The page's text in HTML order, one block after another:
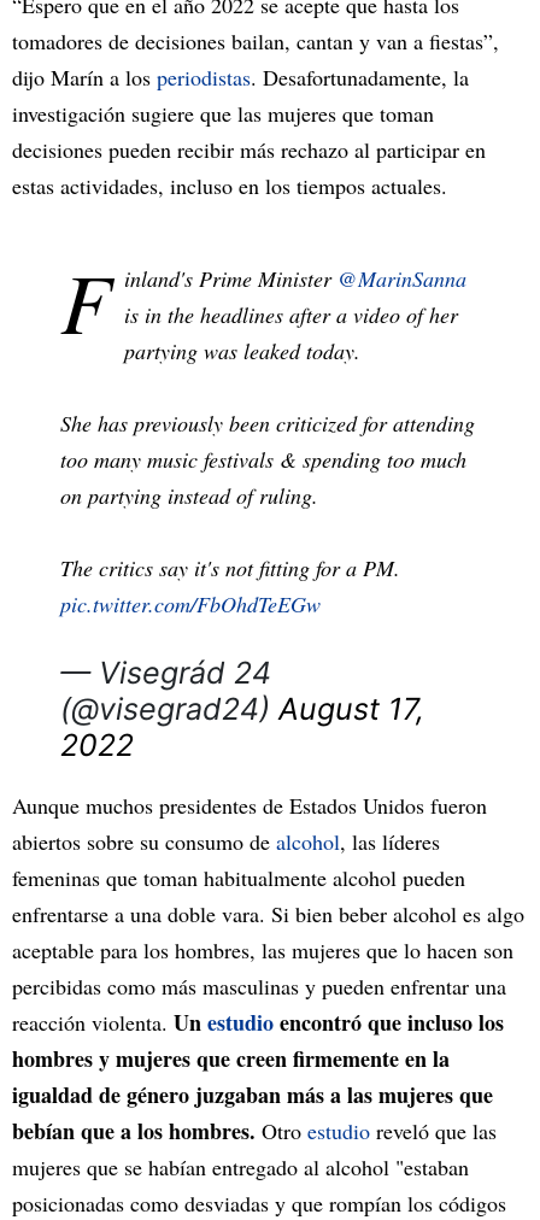
tomadores de decisiones bailan, cantan y van a fiestas”,
dijo Marín a los periodistas. Desafortunadamente, la
investigación sugiere que las mujeres que toman
decisiones pueden recibir más rechazo al participar en
estas actividades, incluso en los tiempos actuales.
F inland's Prime Minister @MarinSanna
is in the headlines after a video of her
partying was leaked today.
She has previously been criticized for attending
too many music festivals & spending too much
on partying instead of ruling.
The critics say it's not fitting for a PM.
pic.twitter.com/FbOhdTeEGw
— Visegrád 24
(@visegrad24)August 17,
2022
Aunque muchos presidentes de Estados Unidos fueron
abiertos sobre su consumo de alcohol, las líderes
femeninas que toman habitualmente alcohol pueden
enfrentarse a una doble vara. Si bien beber alcohol es algo
aceptable para los hombres, las mujeres que lo hacen son
percibidas como más masculinas y pueden enfrentar una
reacción violenta. Unestudioencontró que incluso los
hombres y mujeres que creen firmemente en la
igualdad de género juzgaban más a las mujeres que
bebían que a los hombres. Otro estudio reveló que las
mujeres que se habían entregado al alcohol "estaban
posicionadas como desviadas y que rompían los códigos